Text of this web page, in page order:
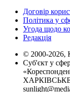
Договір
Політика у
Угода щодо
Редакція
© 2000-2026,
Суб'єкт у
ХАРКІВСЬКЕ